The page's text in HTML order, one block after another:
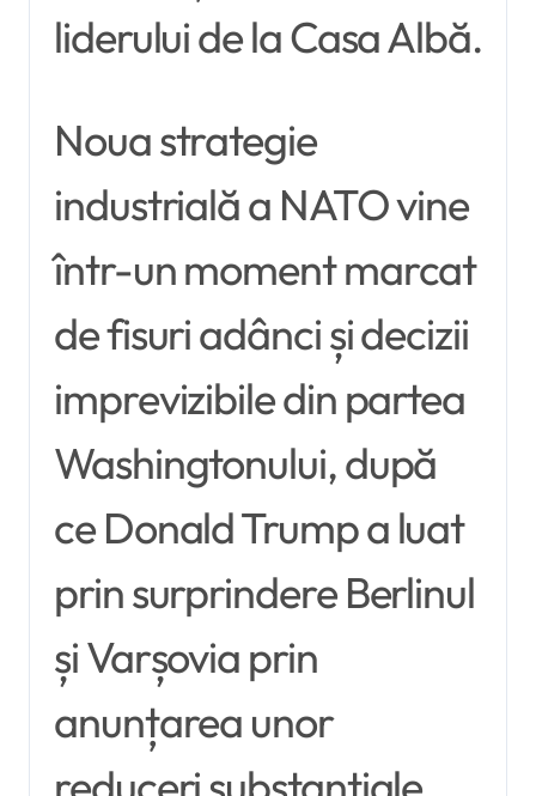
liderului de la Casa Albă.
Noua strategie
industrială a NATO vine
într-un moment marcat
de fisuri adânci și decizii
imprevizibile din partea
Washingtonului, după
ce Donald Trump a luat
prin surprindere Berlinul
și Varșovia prin
anunțarea unor